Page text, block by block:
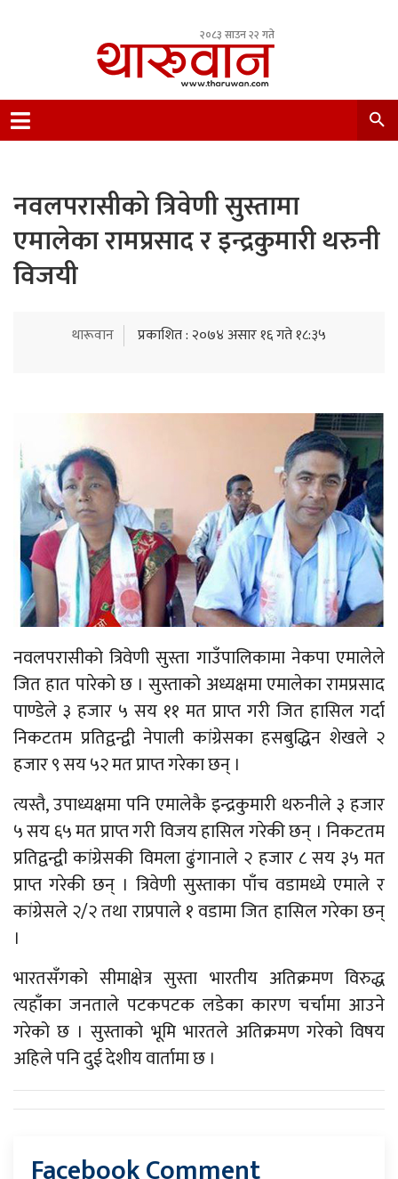
२०८३ साउन २२ गते
Nepal.
नवलपरासीको त्रिवेणी सुस्तामा
एमालेका रामप्रसाद र इन्द्रकुमारी थरुनी
विजयी
थारूवान प्रकाशित : २०७४ असार १६ गते १८:३५
नवलपरासीको त्रिवेणी सुस्ता गाउँपालिकामा नेकपा एमालेले
जित हात पारेको छ । सुस्ताको अध्यक्षमा एमालेका रामप्रसाद
पाण्डेले ३ हजार ५ सय ११ मत प्राप्त गरी जित हासिल गर्दा
निकटतम प्रतिद्वन्द्वी नेपाली कांग्रेसका हसबुद्धिन शेखले २
हजार ९ सय ५२ मत प्राप्त गरेका छन् ।
त्यस्तै, उपाध्यक्षमा पनि एमालेकै इन्द्रकुमारी थरुनीले ३ हजार
५ सय ६५ मत प्राप्त गरी विजय हासिल गरेकी छन् । निकटतम
प्रतिद्वन्द्वी कांग्रेसकी विमला ढुंगानाले २ हजार ८ सय ३५ मत
प्राप्त गरेकी छन् । त्रिवेणी सुस्ताका पाँच वडामध्ये एमाले र
कांग्रेसले २/२ तथा राप्रपाले १ वडामा जित हासिल गरेका छन्
।
भारतसँगको सीमाक्षेत्र सुस्ता भारतीय अतिक्रमण विरुद्ध
त्यहाँका जनताले पटकपटक लडेका कारण चर्चामा आउने
गरेको छ । सुस्ताको भूमि भारतले अतिक्रमण गरेको विषय
अहिले पनि दुई देशीय वार्तामा छ ।